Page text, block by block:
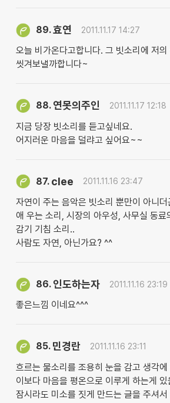
89.효연 2011.11.17 14:27
오늘 비가온다고합니다. 그 빗소리에 저
씻겨보낼까합니다~
88. 연못의주인 2011.11.17 12:18
지금 당장 빗소리를 듣고싶네요.
어지러운 마음을 덜랴고 싶어요~~
87. clee 2011.11.16 23:47
자연이 주는 음악은 빗소리 뿐만이 아니더
애 우는 소리, 시장의 아우성, 사무실 동료
감기 기침 소리..
사람도 자연, 아닌가요? ^^
86.인도하는자 2011.11.16 23:19
좋은느낌 이네요^^^
85. 민경란 2011.11.16 23:11
흐르는 물소리를 조용히 눈을 감고 생각
이보다 마음을 평온으로 이루게 하는게 있
잠시라도 미소를 짓게 만드는 글을 주셔